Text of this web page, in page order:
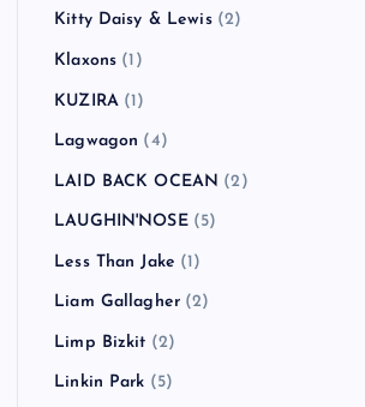
Kitty Daisy & Lewis(2)
Klaxons (1)
KUZIRA(1)
Lagwagon (4)
LAID BACK OCEAN (2)
LAUGHIN'NOSE(5)
Less Than Jake (1)
Liam Gallagher (2)
Limp Bizkit (2)
Linkin Park (5)